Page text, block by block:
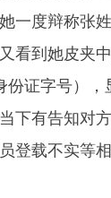
一度辩称张
看到她皮夹
份证字号）
下有告知对
登载不实等